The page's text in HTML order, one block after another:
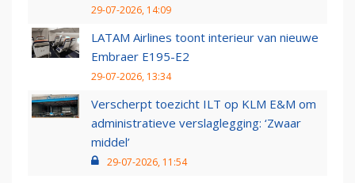
29-07-2026, 14:09
LATAM Airlines toont interieur van nieuwe
Embraer E195-E2
29-07-2026, 13:34
Verscherpt toezicht ILT op KLM E&M om
administratieve verslaglegging: ‘Zwaar
middel’
29-07-2026, 11:54